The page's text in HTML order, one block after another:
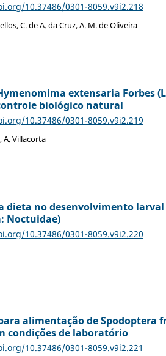
10.37486/0301-8059.v9i2.218
C. de A. da Cruz, A. M. de Oliveira
extensaria Forbes
biológico natural
10.37486/0301-8059.v9i2.219
A. Villacorta
dieta no desenvolvimento larval
Noctuidae)
10.37486/0301-8059.v9i2.220
alimentação de Spodoptera
condições de laboratório
10.37486/0301-8059.v9i2.221